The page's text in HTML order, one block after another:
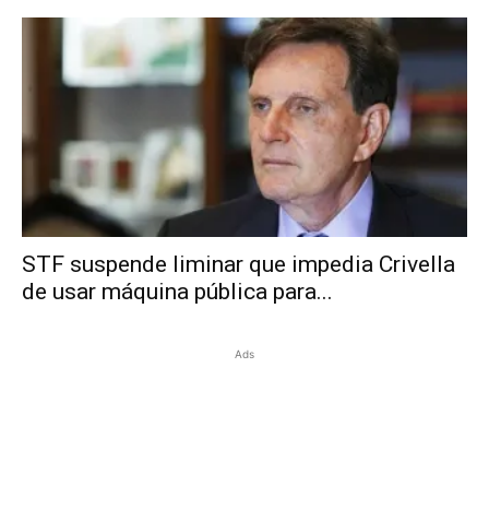
STF suspende liminar que impedia Crivella
de usar máquina pública para...
Ads